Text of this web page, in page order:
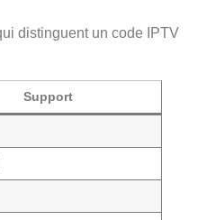
distinguent un code IPTV
Support